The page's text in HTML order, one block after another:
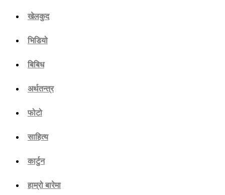
खेलकुद
भिडियो
बिबिध
अर्थतन्त्र
फोटो
साहित्य
कार्टुन
हाम्रो बारेमा